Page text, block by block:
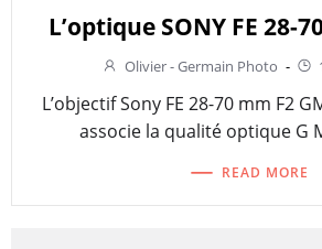
L’optique SONY FE 28-
Olivier - Germain Photo -
L’objectif Sony FE 28-70 mm F2
associe la qualité optique G
READ MORE